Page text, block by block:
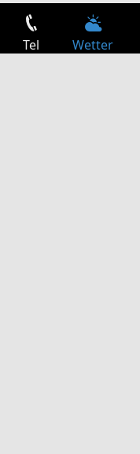
Tel Wetter